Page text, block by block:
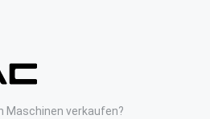
Maschinen verkaufen?